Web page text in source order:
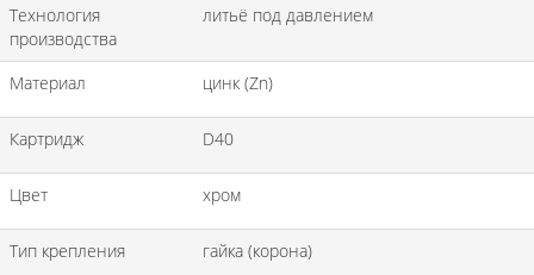
Технология
производства
литьё под давлением
Материал цинк (Zn)
Картридж D40
Цвет хром
Тип крепления гайка (корона)